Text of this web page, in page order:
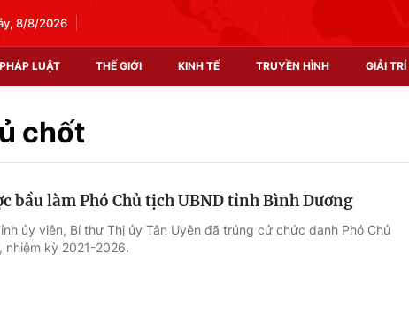
8/8/2026
PHÁP LUẬT THẾ GIỚI KINH TẾ TRUYỀN HÌNH GIẢI TRÍ
Xã hội
Thị trường
chốt
bầu làm Phó Chủ tịch UBND tỉnh Bình Dương
ủy viên, Bí thư Thị ủy Tân Uyên đã trúng cử chức danh Phó Chủ
nhiệm kỳ 2021-2026.